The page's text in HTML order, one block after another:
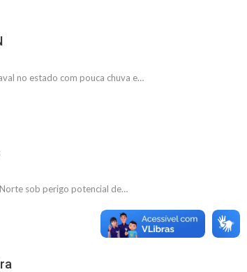
no estado com pouca chuva e…
sob perigo potencial de…